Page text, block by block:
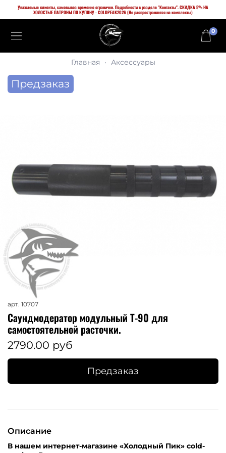
Уважаемые клиенты, самовывоз временно ограничен. Подробности в разделе "Контакты". СКИДКА 5% НА
ХОЛОСТЫЕ ПАТРОНЫ ПО КУПОНУ - COLDPEAK2026 (Не распространяется на комплекты)
0
Главная Аксессуары
Предзаказ
арт. 10707
Саундмодератор модульный Т-90 для
самостоятельной расточки.
2790.00 руб
Предзаказ
Описание
В нашем интернет-магазине «Холодный Пик» cold-